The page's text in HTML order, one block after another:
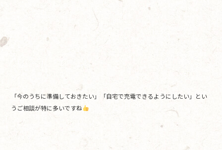
「今のうちに準備しておきたい」「自宅で充電できるようにしたい」とい
うご相談が特に多いですね